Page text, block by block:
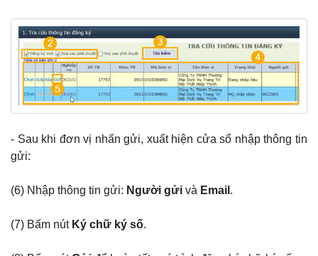
- Sau khi đơn vị nhấn gửi, xuất hiện cửa sổ nhập thông tin
gửi:
(6) Nhập thông tin gửi: Người gửi và Email .
(7) Bấm nút Ký chữ ký số.